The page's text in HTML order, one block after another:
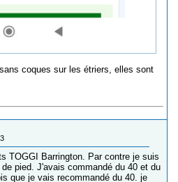
coques sur les étriers, elles sont
TOGGI Barrington. Par contre je suis
pied. J'avais commandé du 40 et du
que je vais recommandé du 40. je